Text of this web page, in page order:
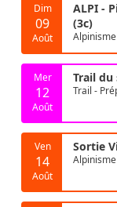
Dim
09
Août
ALPI -
(3c)
Alpinisme
Mer
12
Août
Trail du
Trail -
Ven
14
Août
Sortie
Alpinisme